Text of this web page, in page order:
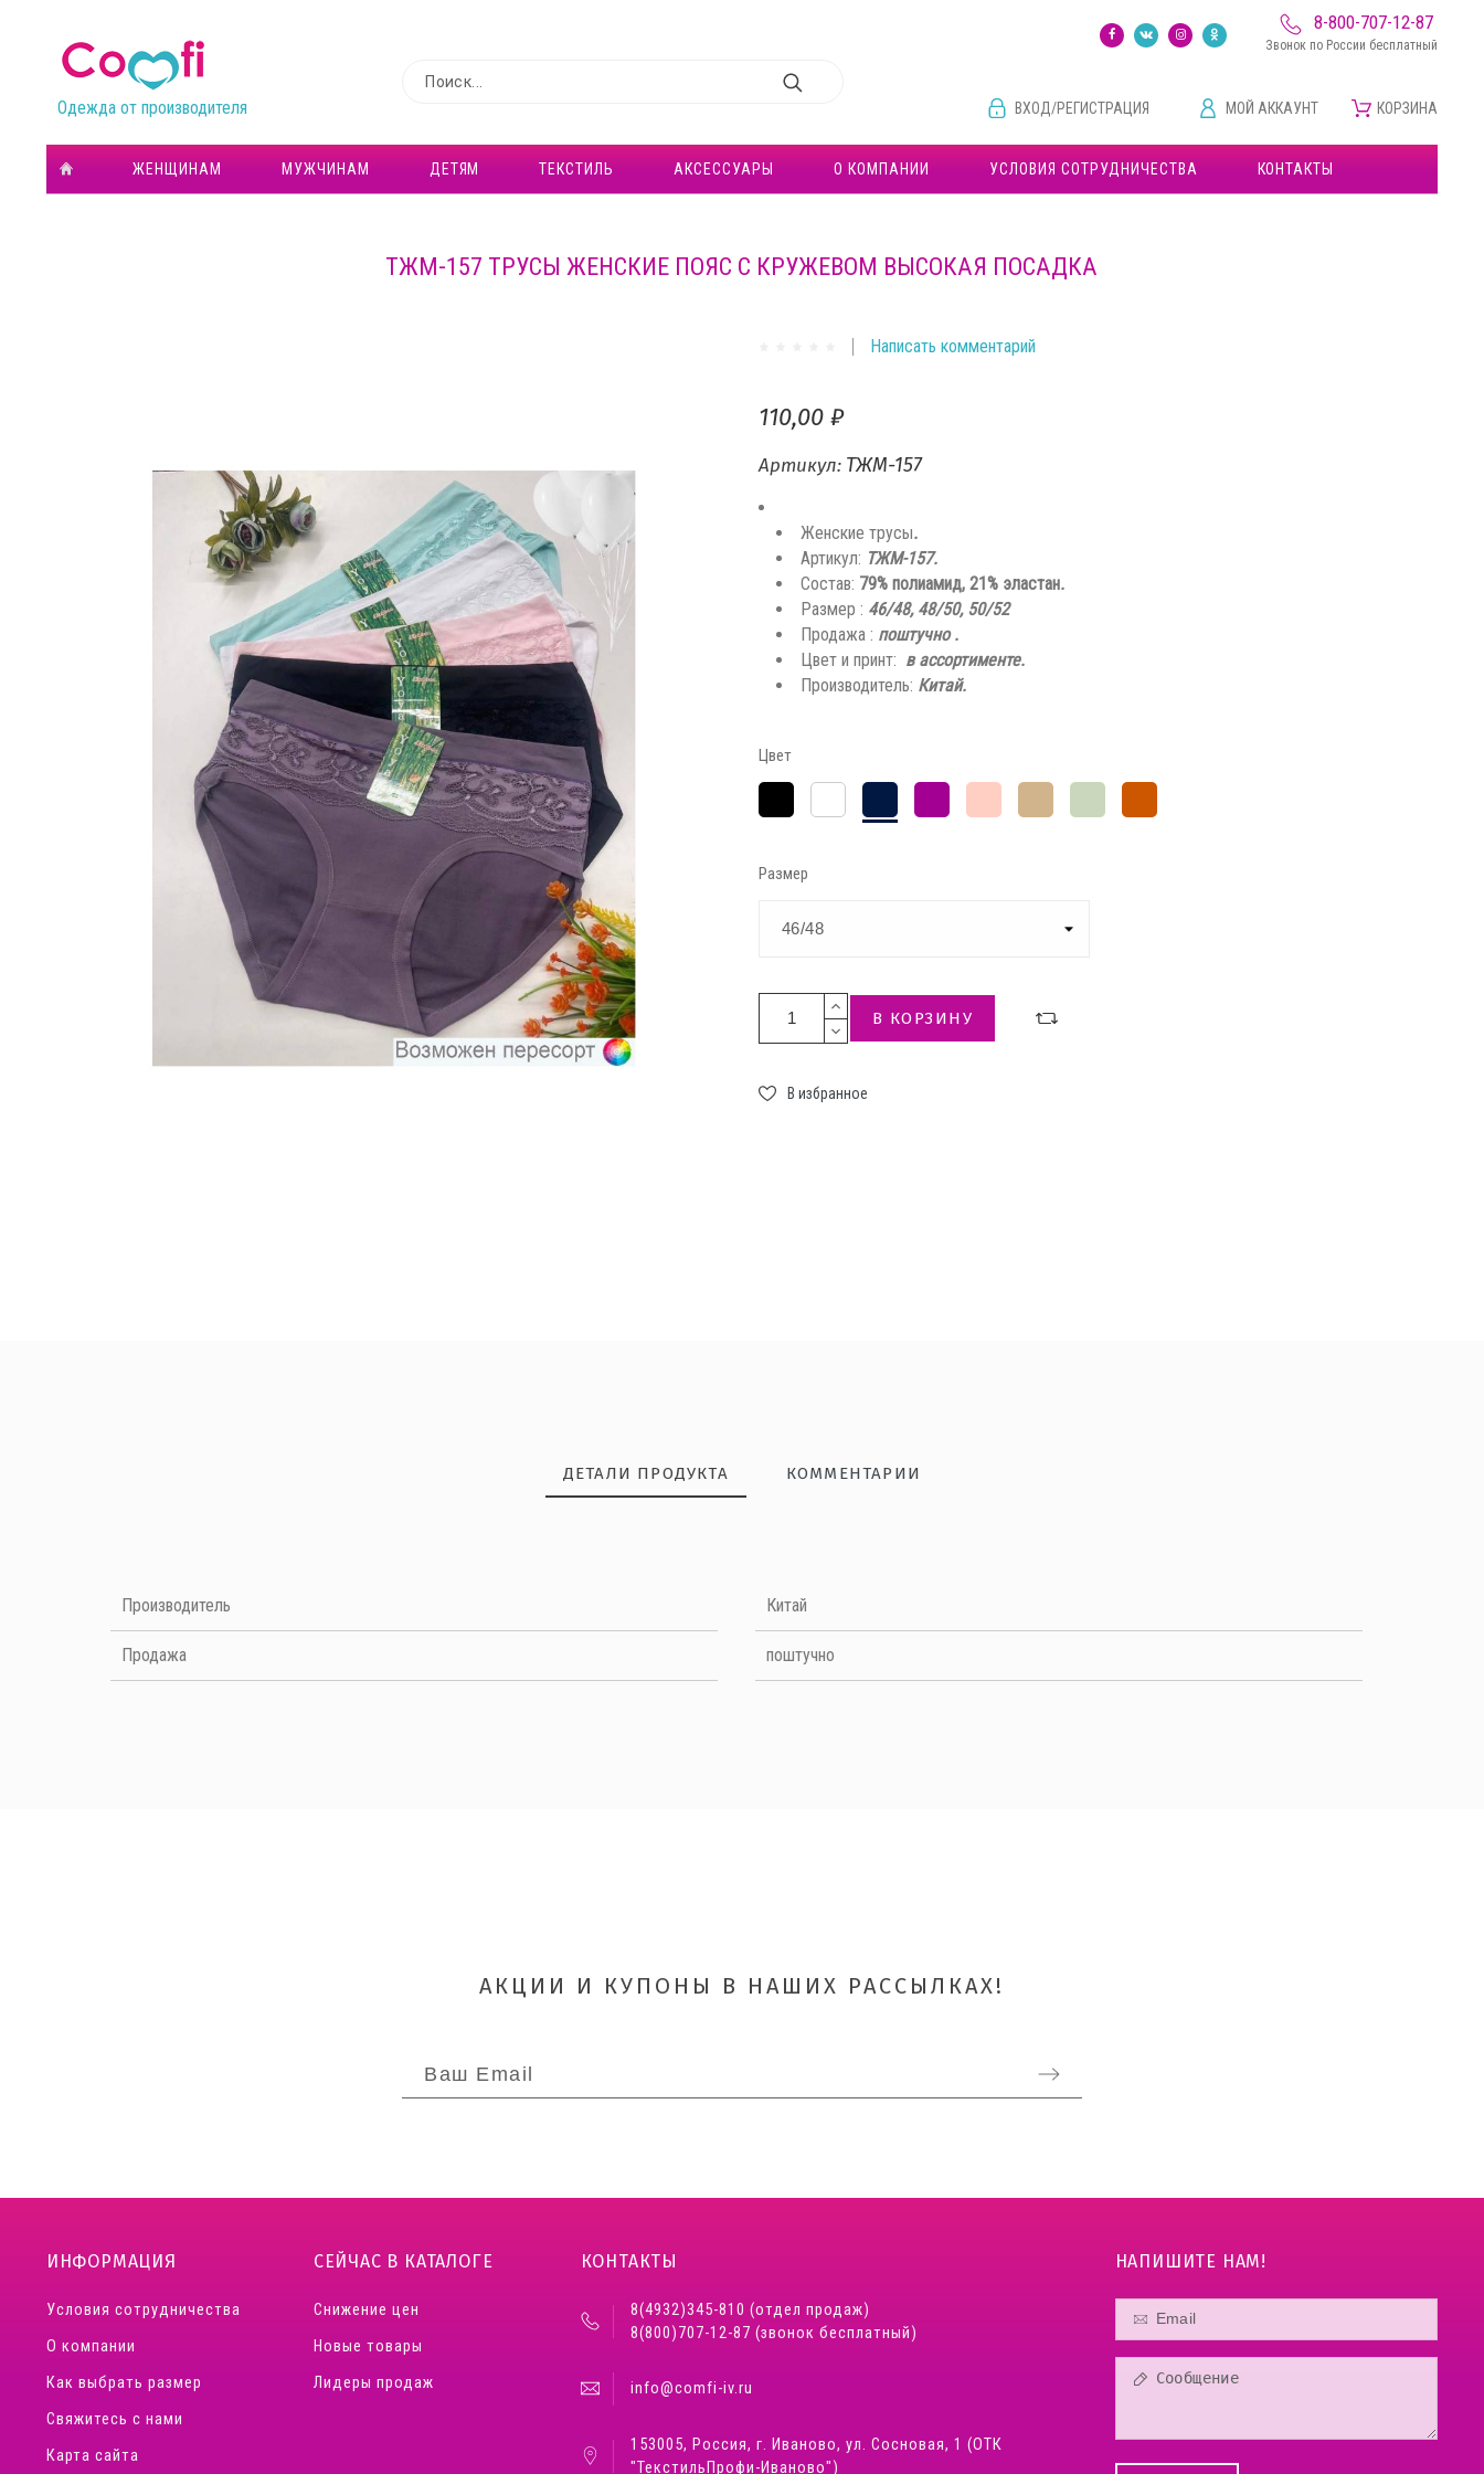
8-800-707-12-87
Звонок по России бесплатный
Одежда от производителя ВХОД/РЕГИСТРАЦИЯ МОЙ АККАУНТ КОРЗИНА
ЖЕНЩИНАМ МУЖЧИНАМ ДЕТЯМ ТЕКСТИЛЬ АКСЕССУАРЫ О КОМПАНИИ УСЛОВИЯ СОТРУДНИЧЕСТВА КОНТАКТЫ
ТЖМ-157 ТРУСЫ ЖЕНСКИЕ ПОЯС С КРУЖЕВОМ ВЫСОКАЯ ПОСАДКА
Написать комментарий
110,00 ₽
Артикул: ТЖМ-157
Женские трусы.
Артикул: ТЖМ-157.
Состав: 79% полиамид, 21% эластан.
Размер : 46/48, 48/50, 50/52
Продажа : поштучно.
Цвет и принт: в ассортименте.
Производитель: Китай.
Цвет
Чёрный
Тёмно-
синий
Темная
сирень
Пепельная
роза
Коричнево-
бежевыйчай
Краснобуро-
оранжевый
Размер
В КОРЗИНУ
В избранное
ДЕТАЛИ ПРОДУКТА КОММЕНТАРИИ
Производитель Китай
Продажа поштучно
АКЦИИ И КУПОНЫ В НАШИХ РАССЫЛКАХ!
ИНФОРМАЦИЯ
Условия сотрудничества
О компании
Как выбрать размер
Свяжитесь с нами
Карта сайта
СЕЙЧАС В КАТАЛОГЕ
Снижение цен
Новые товары
Лидеры продаж
КОНТАКТЫ
8(4932)345-810 (отдел продаж)
8(800)707-12-87 (звонок бесплатный)
info@comfi-iv.ru
153005, Россия, г. Иваново, ул. Сосновая, 1 (ОТК
"ТекстильПрофи-Иваново")
НАПИШИТЕ НАМ!